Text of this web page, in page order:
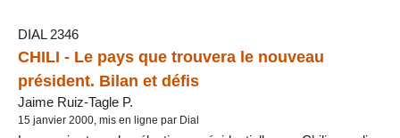
DIAL 2346
CHILI - Le pays que trouvera le nouveau
président. Bilan et défis
Jaime Ruiz-Tagle P.
15 janvier 2000, mis en ligne par Dial